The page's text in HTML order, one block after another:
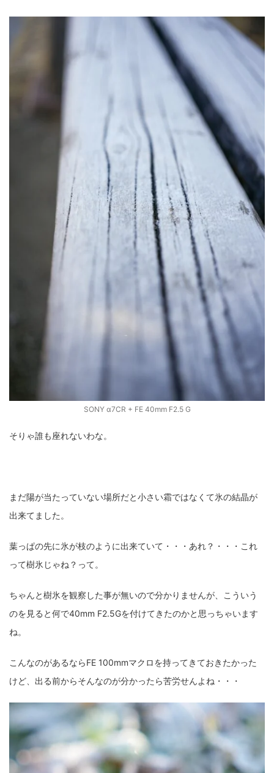
SONY α7CR + FE 40mm F2.5 G
そりゃ誰も座れないわな。
まだ陽が当たっていない場所だと小さい霜ではなくて氷の結晶が
出来てました。
葉っぱの先に氷が枝のように出来ていて・・・あれ？・・・これ
って樹氷じゃね？って。
ちゃんと樹氷を観察した事が無いので分かりませんが、こういう
のを見ると何で40mm F2.5Gを付けてきたのかと思っちゃいます
ね。
こんなのがあるならFE 100mmマクロを持ってきておきたかった
けど、出る前からそんなのが分かったら苦労せんよね・・・